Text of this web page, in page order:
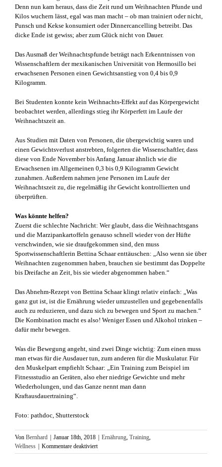
Denn nun kam heraus, dass die Zeit rund um Weihnachten Pfunde und
Kilos wuchern lässt, egal was man macht – ob man trainiert oder nicht,
Punsch und Kekse konsumiert oder Dinnercancelling betreibt. Das
dicke Ende ist gewiss; aber zum Glück nicht von Dauer.
Das Ausmaß der Weihnachtspfunde beträgt nach Erkenntnissen von
Wissenschaftlern der mexikanischen Universität von Hermosillo bei
erwachsenen Personen einen Gewichtsanstieg von 0,4 bis 0,9
Kilogramm.
Bei Studenten konnte kein Weihnachts-Effekt auf das Körpergewicht
beobachtet werden, allerdings stieg ihr Körperfett im Laufe der
Weihnachtszeit an.
Aus Studien mit Daten von Personen, die übergewichtig waren und
einen Gewichtsverlust anstrebten, folgerten die Wissenschaftler, dass
diese von Ende November bis Anfang Januar ähnlich wie die
Erwachsenen im Allgemeinen 0,3 bis 0,9 Kilogramm Gewicht
zunahmen. Außerdem nahmen jene Personen im Laufe der
Weihnachtszeit zu, die regelmäßig ihr Gewicht kontrollierten und
überprüften.
Was könnte helfen?
Zuerst die schlechte Nachricht: Wer glaubt, dass die Weihnachtsgans
und die Marzipankartoffeln genauso schnell wieder von der Hüfte
verschwinden, wie sie draufgekommen sind, den muss
Sportwissenschaftlerin Bettina Schaar enttäuschen: „Also wenn sie über
Weihnachten zugenommen haben, brauchen sie bestimmt das Doppelte
bis Dreifache an Zeit, bis sie wieder abgenommen haben.“
Das Abnehm-Rezept von Bettina Schaar klingt relativ einfach: „Was
ganz gut ist, ist die Ernährung wieder umzustellen und gegebenenfalls
auch zu reduzieren, und dazu sich zu bewegen und Sport zu machen.“
Die Kombination macht es also! Weniger Essen und Alkohol trinken –
dafür mehr bewegen.
Was die Bewegung angeht, sind zwei Dinge wichtig: Zum einen muss
man etwas für die Ausdauer tun, zum anderen für die Muskulatur. Für
den Muskelpart empfiehlt Schaar: „Ein Training zum Beispiel im
Fitnessstudio an Geräten, also eher niedrige Gewichte und mehr
Wiederholungen, und das Ganze nennt man dann
Kraftausdauertraining“.
Foto: pathdoc, Shutterstock
Von Bernhard | Januar 18th, 2018 | Ernährung Training
Wellness | Kommentare deaktiviertfür
Alle